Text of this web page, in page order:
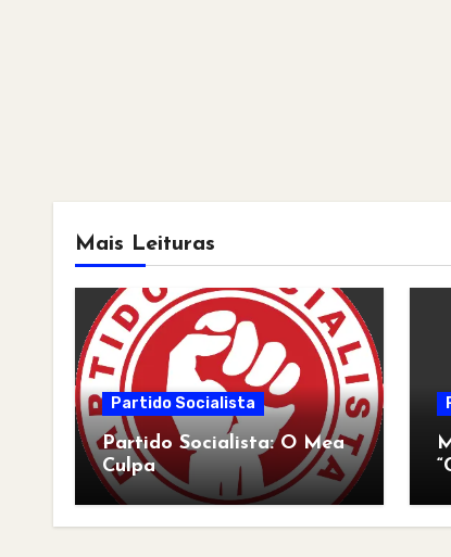
Mais Leituras
Partido Socialista
Partido Socialista: O Mea
Culpa